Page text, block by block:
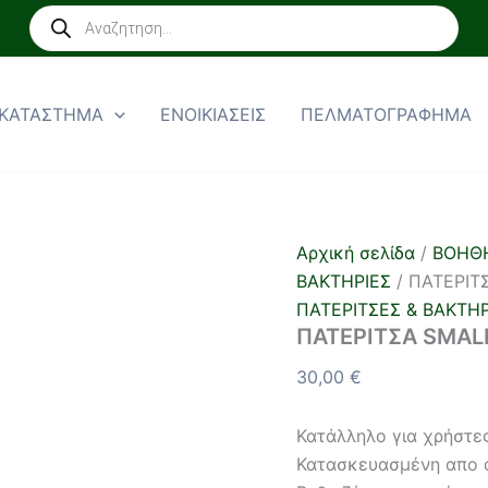
Products
search
ΚΑΤΑΣΤΗΜΑ ΕΝΟΙΚΙΑΣΕΙΣ ΠΕΛΜΑΤΟΓΡΑΦΗΜΑ
Αρχική σελίδα /
ΒΑΚΤΗΡΙΕΣ /
ΠΑΤΕΡΙΤΣΕΣ &
ΠΑΤΕΡΙΤΣΑ
30,00 €
Κατάλληλο για
Κατασκευασμένη απο
ΠΑΤΕΡΙΤΣΑ
(ζεύγος)